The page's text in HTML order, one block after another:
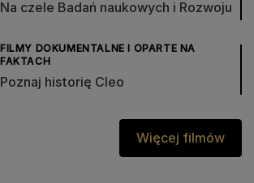
Na czele Badań naukowych i Rozwoju
FILMY DOKUMENTALNE I OPARTE NA
FAKTACH
Poznaj historię Cleo
Więcej filmów